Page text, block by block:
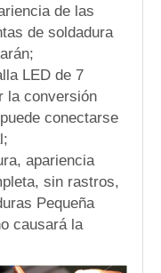
de las
de soldadura
LED de 7
la conversión
conectarse
apariencia
sin rastros,
Pequeña
causará la